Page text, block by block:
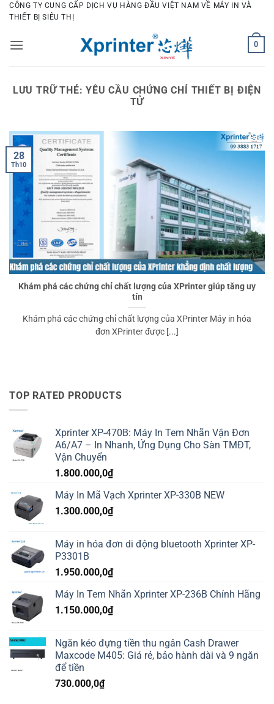
Bỏ
qua
dung
CÔNG TY CUNG CẤP DỊCH VỤ HÀNG ĐẦU VIỆT NAM VỀ MÁY IN VÀ
THIẾT BỊ SIÊU THỊ
0
LƯU TRỮ THẺ:YÊU CẦU CHỨNG CHỈ THIẾT BỊ ĐIỆN
TỬ
Khám phá các chứng chỉ chất lượng của XPrinter giúp tăng uy
tín
Khám phá các chứng chỉ chất lượng của XPrinter Máy in hóa
đơn XPrinter được [...]
28
Th10
TOP RATED PRODUCTS
Xprinter XP-470B: Máy In Tem Nhãn Vận Đơn
A6/A7 – In Nhanh, Ứng Dụng Cho Sàn TMĐT,
Vận Chuyển
1.800.000,0₫
Máy In Mã Vạch Xprinter XP-330B NEW
1.300.000,0₫
Máy in hóa đơn di động bluetooth Xprinter XP-
P3301B
1.950.000,0₫
Máy In Tem Nhãn Xprinter XP-236B Chính Hãng
1.150.000,0₫
Ngăn kéo đựng tiền thu ngân Cash Drawer
Maxcode M405: Giá rẻ, bảo hành dài và 9 ngăn
để tiền
730.000,0₫